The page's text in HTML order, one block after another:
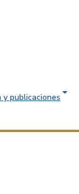
publicaciones